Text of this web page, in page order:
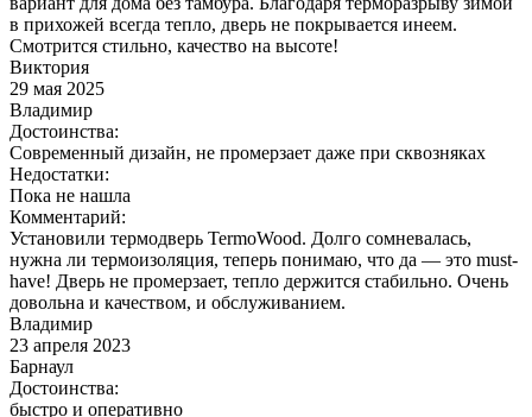
в прихожей всегда тепло, дверь не покрывается инеем.
Смотрится стильно, качество на высоте!
Виктория
29 мая 2025
Владимир
Достоинства:
Современный дизайн, не промерзает даже при сквозняках
Недостатки:
Пока не нашла
Комментарий:
Установили термодверь TermoWood. Долго сомневалась,
нужна ли термоизоляция, теперь понимаю, что да — это must-
have! Дверь не промерзает, тепло держится стабильно. Очень
довольна и качеством, и обслуживанием.
Владимир
23 апреля 2023
Барнаул
Достоинства:
быстро и оперативно